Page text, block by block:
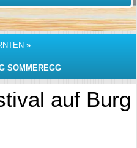
»
SOMMEREGG
auf Burg